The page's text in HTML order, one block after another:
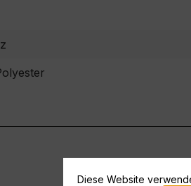
Diese Website